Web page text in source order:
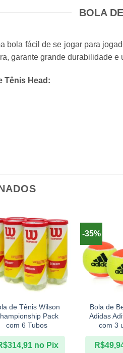
BOLA
bola fácil de se jogar para
garante grande durabilidade e
Tênis Head:
de Tênis Wilson
Pack
com 6 Tubos
314,91 no Pix
-35%
Bola de
Adidas
com 3
R$